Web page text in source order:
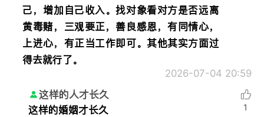
己，增加自己收入。找对象看对方是否远离
黄毒赌，三观要正，善良感恩，有同情心，
上进心，有正当工作即可。其他其实方面过
得去就行了。
2026-07-04 20:59
这样的人才长久
这样的婚姻才长久
1